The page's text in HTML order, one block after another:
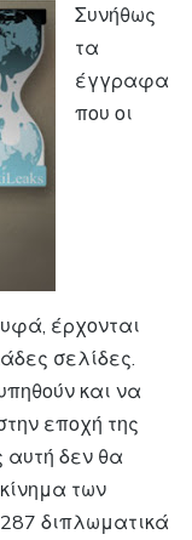
Συνήθως
τα
έγγραφα
που οι
έρχονται
σελίδες.
και να
εποχή της
αυτή δεν θα
των
διπλωματικά